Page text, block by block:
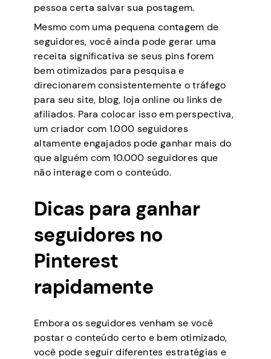
pessoa certa salvar sua postagem.
Mesmo com uma pequena contagem de
seguidores, você ainda pode gerar uma
receita significativa se seus pins forem
bem otimizados para pesquisa e
direcionarem consistentemente o tráfego
para seu site, blog, loja online ou links de
afiliados. Para colocar isso em perspectiva,
um criador com 1.000 seguidores
altamente engajados pode ganhar mais do
que alguém com 10.000 seguidores que
não interage com o conteúdo.
Dicas para ganhar
seguidores no
Pinterest
rapidamente
Embora os seguidores venham se você
postar o conteúdo certo e bem otimizado,
você pode seguir diferentes estratégias e